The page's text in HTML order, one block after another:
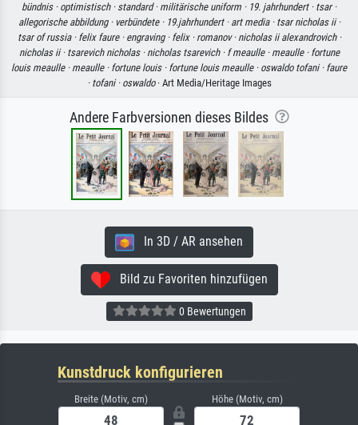
bündnis · optimistisch · standard · militärische uniform · 19. jahrhundert · tsar ·
allegorische abbildung · verbündete · 19.jahrhundert · art media · tsar nicholas ii ·
tsar of russia · felix faure · engraving · felix · romanov · nicholas ii alexandrovich ·
nicholas ii · tsarevich nicholas · nicholas tsarevich · f meaulle · meaulle · fortune
louis meaulle · meaulle · fortune louis · fortune louis meaulle · oswaldo tofani · faure
· tofani · oswaldo· Art Media/Heritage Images
Andere Farbversionen dieses Bildes
In 3D / AR ansehen
Bild zu Favoriten hinzufügen
0 Bewertungen
Kunstdruck konfigurieren
Breite (Motiv, cm) Höhe (Motiv, cm)